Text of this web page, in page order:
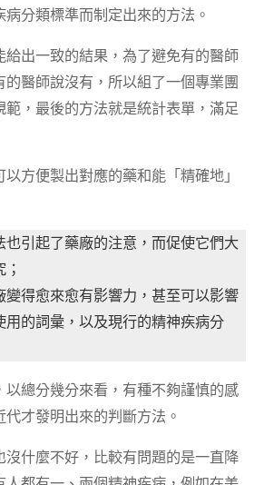
分類標準而制定出來的方法。
給出一致的結果，為了避免有的醫師
的醫師說沒有，所以組了一個專業團
範，最後的方法就是統計表單，滿足
方便製出對應的藥和能「精確地」
也引起了藥廠的注意，而促使它們大
變得愈來愈有影響力，甚至可以影響
用的詞彙，以及現行的精神疾病分
以總分幾分來看，有種不夠謹慎的感
才發明出來的判斷方法。
沒什麼不好，比較有問題的是一直降